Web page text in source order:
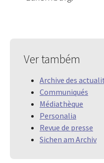
Ver também
Archive des
Communiqués
Médiathèque
Personalia
Revue de presse
Sichen am Archiv